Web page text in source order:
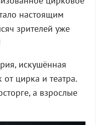
настоящим
зрителей уже
искушённая
от цирка и театра.
а взрослые